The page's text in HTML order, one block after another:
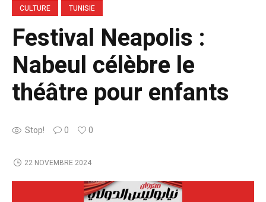
CULTURE TUNISIE
Festival Neapolis :
Nabeul célèbre le
théâtre pour enfants
Stop! 0 0
22 NOVEMBRE 2024